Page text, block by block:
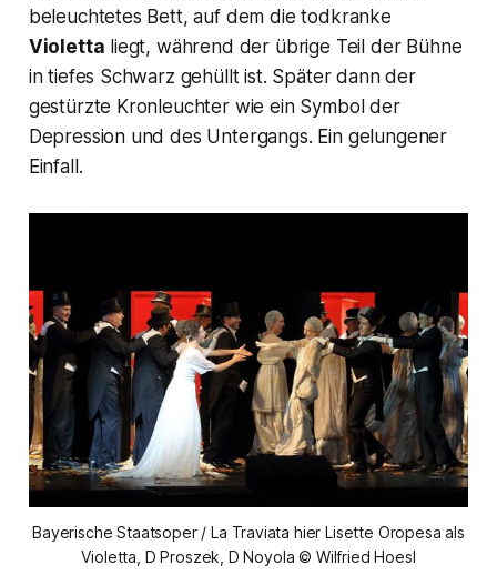
beleuchtetes Bett, auf dem die todkranke
Violetta liegt, während der übrige Teil der Bühne
in tiefes Schwarz gehüllt ist. Später dann der
gestürzte Kronleuchter wie ein Symbol der
Depression und des Untergangs. Ein gelungener
Einfall.
Bayerische Staatsoper / La Traviata hier Lisette Oropesa als
Violetta, D Proszek, D Noyola © Wilfried Hoesl